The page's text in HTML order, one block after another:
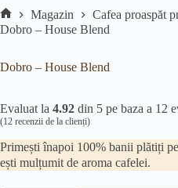
Prima
Magazin
Cafea proaspăt
Dobro – House Blend
Dobro – House Blend
Evaluat la 4.92 din 5 pe baza a 12
(12 recenzii de la clienți)
Primești înapoi 100% banii plătiți
ești mulțumit de aroma cafelei.